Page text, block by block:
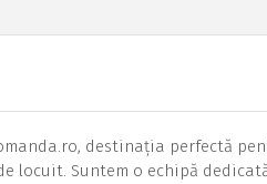
destinația perfectă
locuit. Suntem o echipă